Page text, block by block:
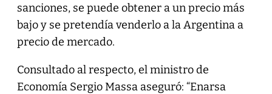
sanciones, se puede obtener a un precio más
bajo y se pretendía venderlo a la Argentina a
precio de mercado.
Consultado al respecto, el ministro de
Economía Sergio Massa aseguró: “Enarsa